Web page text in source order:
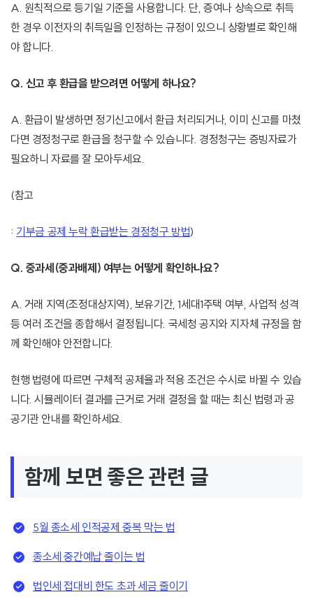
A. 원칙적으로 등기일 기준을 사용합니다. 단, 증여나 상속으로 취득
한 경우 이전자의 취득일을 인정하는 규정이 있으니 상황별로 확인해
야 합니다.
Q. 신고 후 환급을 받으려면 어떻게 하나요?
A. 환급이 발생하면 정기신고에서 환급 처리되거나, 이미 신고를 마쳤
다면 경정청구로 환급을 청구할 수 있습니다. 경정청구는 증빙자료가
필요하니 자료를 잘 모아두세요.
(참고
: 기부금 공제 누락 환급받는 경정청구 방법)
Q. 중과세(중과배제) 여부는 어떻게 확인하나요?
A. 거래 지역(조정대상지역), 보유기간, 1세대1주택 여부, 사업적 성격
등 여러 조건을 종합해서 결정됩니다. 국세청 공지와 지자체 규정을 함
께 확인해야 안전합니다.
현행 법령에 따르면 구체적 공제율과 적용 조건은 수시로 바뀔 수 있습
니다. 시뮬레이터 결과를 근거로 거래 결정을 할 때는 최신 법령과 공
공기관 안내를 확인하세요.
함께 보면 좋은 관련 글
5월 종소세 인적공제 중복 막는 법
종소세 중간예납 줄이는 법
법인세 접대비 한도 초과 세금 줄이기